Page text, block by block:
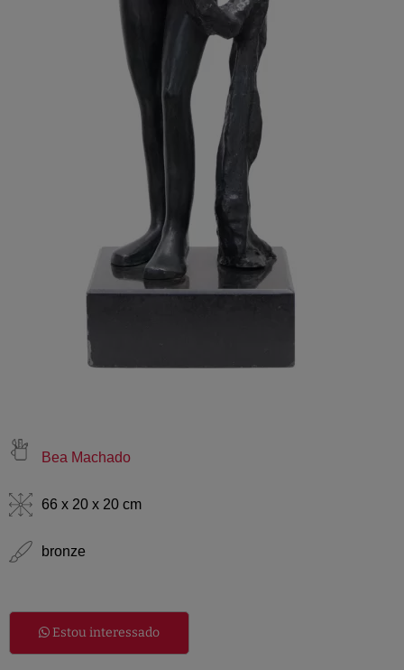
Bea Machado
66 x 20 x 20 cm
bronze
Estou interessado